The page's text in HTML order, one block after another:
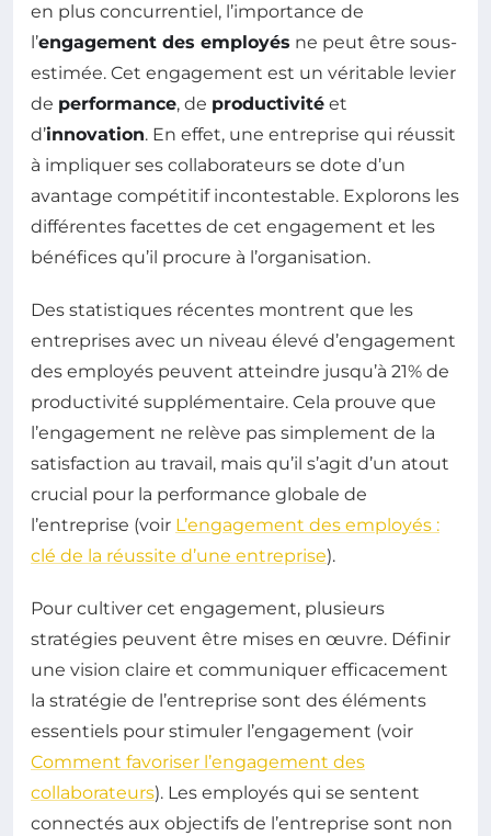
en plus concurrentiel, l’importance de
l’engagement des employés ne peut être sous-
estimée. Cet engagement est un véritable levier
de performance, de productivité et
d’innovation. En effet, une entreprise qui réussit
à impliquer ses collaborateurs se dote d’un
avantage compétitif incontestable. Explorons les
différentes facettes de cet engagement et les
bénéfices qu’il procure à l’organisation.
Des statistiques récentes montrent que les
entreprises avec un niveau élevé d’engagement
des employés peuvent atteindre jusqu’à 21% de
productivité supplémentaire. Cela prouve que
l’engagement ne relève pas simplement de la
satisfaction au travail, mais qu’il s’agit d’un atout
crucial pour la performance globale de
l’entreprise (voir L’engagement des employés :
clé de la réussite d’une entreprise).
Pour cultiver cet engagement, plusieurs
stratégies peuvent être mises en œuvre. Définir
une vision claire et communiquer efficacement
la stratégie de l’entreprise sont des éléments
essentiels pour stimuler l’engagement (voir
Comment favoriser l’engagement des
collaborateurs). Les employés qui se sentent
connectés aux objectifs de l’entreprise sont non